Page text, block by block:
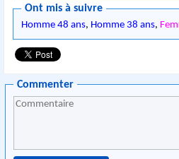
Ont mis à suivre
Homme 48 ans, Homme 38 ans,
Commenter